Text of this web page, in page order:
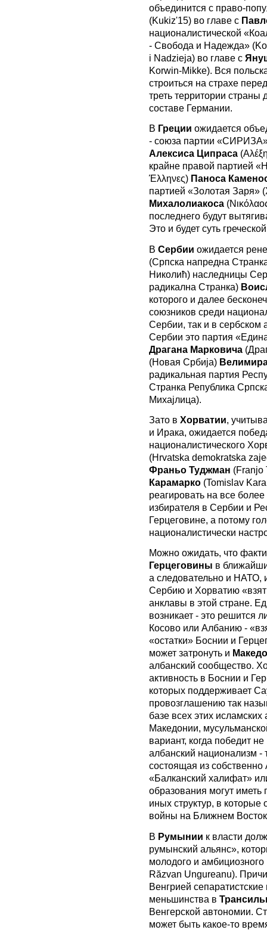
объединится с право-
(Kukiz'15) во главе с
националистической
- Свобода и Надежда»
i Nadzieja) во главе с
Korwin-Mikke). Вся
строиться на страхе
треть территории
составе Германии.
В Греции ожидается
- союза партии
Алексиса Ципраса
крайне правой партией
Έλληνες) Паноса
партией «Золотая Заря»
Михалолиакоса
последнего будут
Это и будет суть
В Сербии ожидается
(Српска напредна
Николић) наследницы
радикална Странка)
которого и далее
союзников среди
Сербии, так и в сербском
Сербии это партия
Драгана Марковича
(Новая Србија)
радикальная партия
Странка Република
Михајлица).
Зато в Хорватии,
и Ирака, ожидается
националистического
(Hrvatska demokratska
Франьо Туджман (Franjo
Карамарко (Tomislav
реагировать на все
избирателя в Сербии и
Герцеговине, а потому
националистически
Можно ожидать, что
Герцеговины в
а следовательно и НАТО,
Сербию и Хорватию
анклавы в этой стране.
возникает - это решится
Косово или Албанию -
«остатки» Боснии и
может затронуть и
албанский сообщество.
активность в Боснии и
которых поддерживает
провозглашению так
базе всех этих
Македонии,
вариант, когда победит
албанский национализм -
состоящая из
«Балканский халифат»
образования могут
иных структур, в
войны на Ближнем
В Румынии к власти
румынский альянс»,
молодого и амбициозного
Răzvan Ungureanu).
Венгрией
меньшинства в
Венгерской автономии.
может быть какое-то